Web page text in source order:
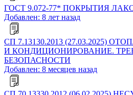
ГОСТ 9.072-77* ПОКРЫТИЯ
Добавлен: 8 лет назад
СП 7.13130.2013 (27.03.2025)
И КОНДИЦИОНИРОВАНИЕ.
БЕЗОПАСНОСТИ
Добавлен: 8 месяцев назад